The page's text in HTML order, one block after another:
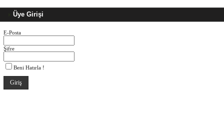
Üye Girişi
E-Posta
Şifre
Beni Hatırla !